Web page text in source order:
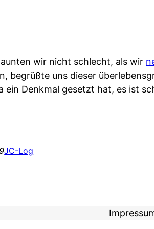
wir nicht schlecht, als wir
begrüßte uns dieser
ein Denkmal gesetzt hat, es ist
JC-Log